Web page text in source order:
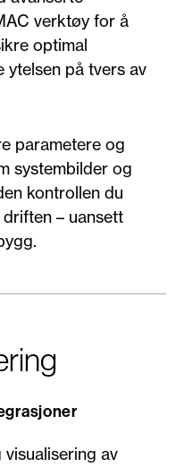
verktøy for å
optimal
ytelsen på tvers av
parametere og
systembilder og
kontrollen du
– uansett
av